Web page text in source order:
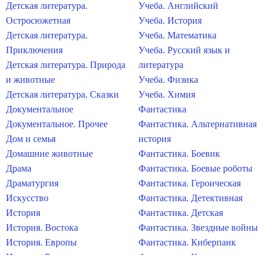
Детская литература.
Остросюжетная
Детская литература.
Приключения
Детская литература. Природа
и животные
Детская литература. Сказки
Документальное
Документальное. Прочее
Дом и семья
Домашние животные
Драма
Драматургия
Искусство
История
История. Востока
История. Европы
Учеба. Английский
Учеба. История
Учеба. Математика
Учеба. Русский язык и
литература
Учеба. Физика
Учеба. Химия
Фантастика
Фантастика. Альтернативная
история
Фантастика. Боевик
Фантастика. Боевые роботы
Фантастика. Героическая
Фантастика. Детективная
Фантастика. Детская
Фантастика. Звездные войны
Фантастика. Киберпанк